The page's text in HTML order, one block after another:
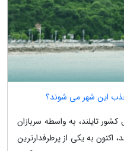
جذب این شهر می شوند؟
کشور تایلند، به واسطه سربازان
اکنون به یکی از پرطرفدارترین